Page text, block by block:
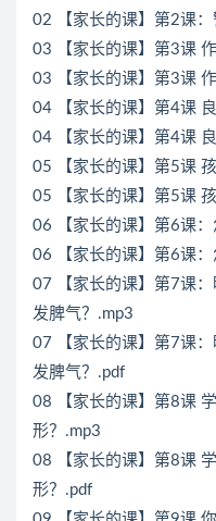
02 【家长的课】第2课
03 【家长的课】第3课
03 【家长的课】第3课
04 【家长的课】第4课
04 【家长的课】第4课
05 【家长的课】第5课
05 【家长的课】第5课
06 【家长的课】第6课
06 【家长的课】第6课
07 【家长的课】第7课
发脾气？.mp3
07 【家长的课】第7课
发脾气？.pdf
08 【家长的课】第8课
形？.mp3
08 【家长的课】第8课
形？.pdf